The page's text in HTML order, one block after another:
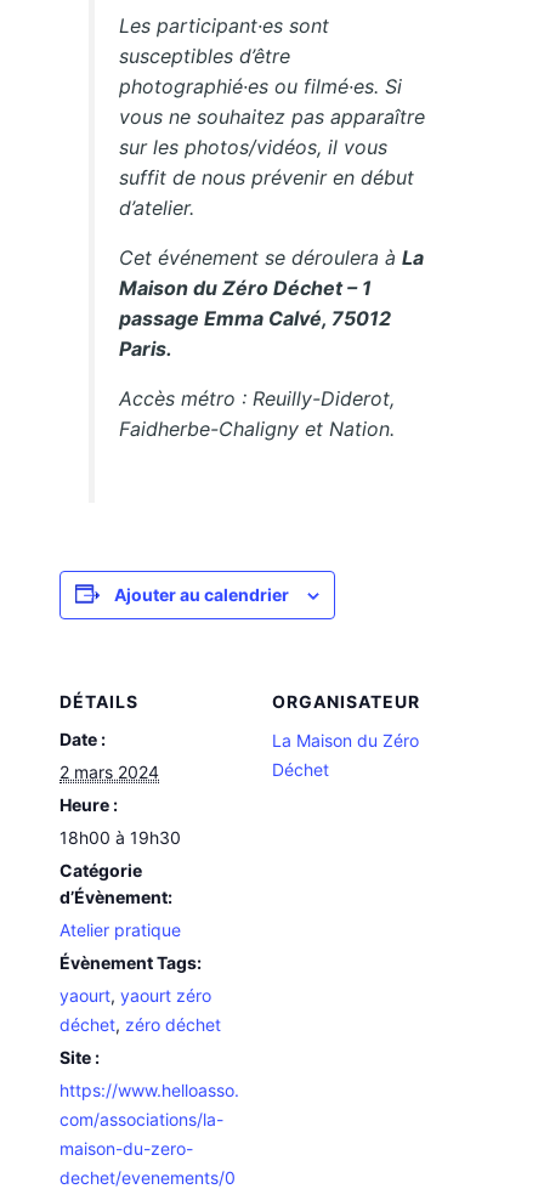
Les participant·es sont
susceptibles d’être
photographié·es ou filmé·es. Si
vous ne souhaitez pas apparaître
sur les photos/vidéos, il vous
suffit de nous prévenir en début
d’atelier.
Cet événement se déroulera à La
Maison du Zéro Déchet – 1
passage Emma Calvé, 75012
Paris.
Accès métro : Reuilly-Diderot,
Faidherbe-Chaligny et Nation.
Ajouter au calendrier
DÉTAILS
Date :
2 mars 2024
Heure :
18h00 à 19h30
Catégorie
d’Évènement:
Atelier pratique
Évènement Tags:
yaourt,yaourt zéro
déchet, zéro déchet
Site :
https://www.helloasso.
com/associations/la-
maison-du-zero-
dechet/evenements/0
ORGANISATEUR
La Maison du Zéro
Déchet